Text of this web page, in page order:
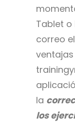
Tablet o
correo
la
los